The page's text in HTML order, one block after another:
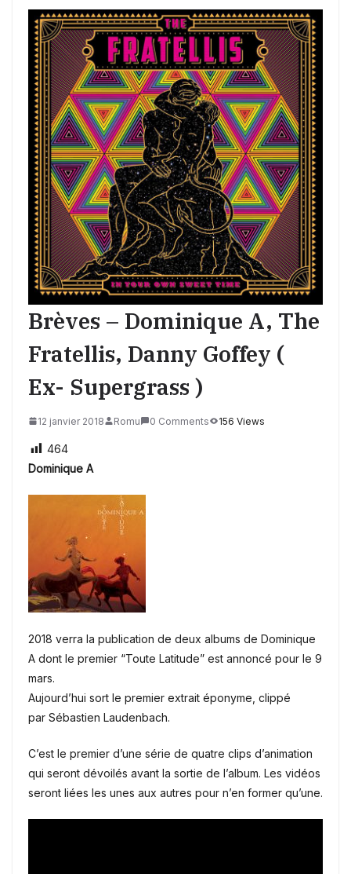
Brèves – Dominique A, The
Fratellis, Danny Goffey (
Ex- Supergrass )
12 janvier 2018 Romu 0 Comments 156 Views
464
Dominique A
2018 verra la publication de deux albums de Dominique
A dont le premier “Toute Latitude” est annoncé pour le 9
mars.
Aujourd’hui sort le premier extrait éponyme, clippé
par Sébastien Laudenbach.
C’est le premier d’une série de quatre clips d’animation
qui seront dévoilés avant la sortie de l’album. Les vidéos
seront liées les unes aux autres pour n’en former qu’une.